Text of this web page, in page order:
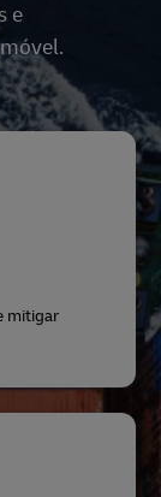
e
mitigar